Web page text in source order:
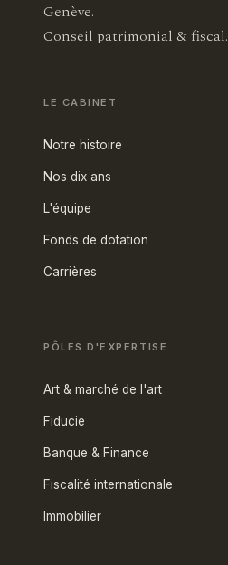
Genève.
Conseil patrimonial & fiscal.
LE CABINET
Notre histoire
Nos dix ans
L'équipe
Fonds de dotation
Carrières
PÔLES D'EXPERTISE
Art & marché de l'art
Fiducie
Banque & Finance
Fiscalité internationale
Immobilier